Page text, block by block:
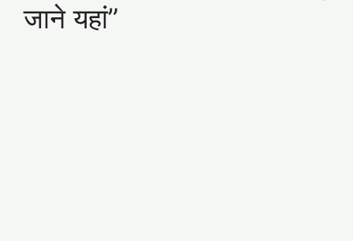
जाने यहां”